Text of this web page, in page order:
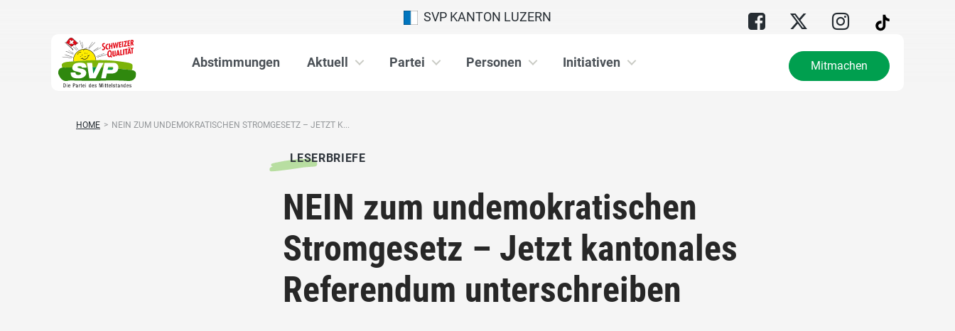
SVP KANTON LUZERN
Abstimmungen Aktuell Partei Personen Initiativen Mitmachen
HOME > NEIN ZUM UNDEMOKRATISCHEN STROMGESETZ – JETZT K...
LESERBRIEFE
NEIN zum undemokratischen
Stromgesetz – Jetzt kantonales
Referendum unterschreiben